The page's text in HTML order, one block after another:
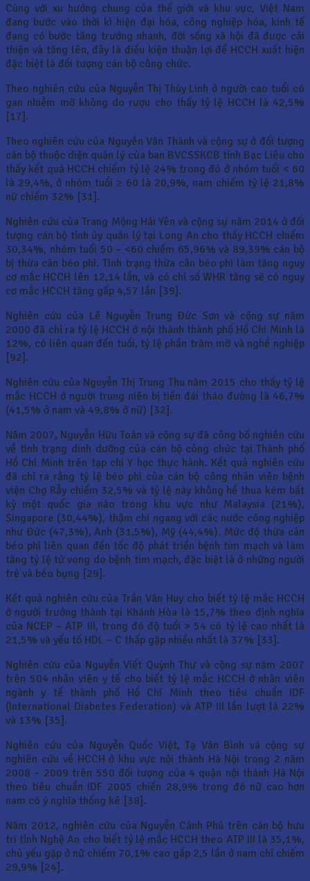
Cùng với xu hướng chung của thế giới và khu vực, Việt Nam
đang bước vào thời kì hiện đại hóa, công nghiệp hóa, kinh tế
đang có bước tăng trưởng nhanh, đời sống xã hội đã được cải
thiện và tăng lên, đây là điều kiện thuận lợi để HCCH xuất hiện
đặc biệt là đối tượng cán bộ công chức.
Theo nghiên cứu của Nguyễn Thị Thùy Linh ở người cao tuổi có
gan nhiễm mỡ không do rượu cho thấy tỷ lệ HCCH là 42,5%
[17].
Theo nghiên cứu của Nguyên Văn Thành và cộng sự ở đối tượng
cán bộ thuộc diện quản lý của ban BVCSSKCB tỉnh Bạc Liêu cho
thấy kết quả HCCH chiếm tỷ lệ 24% trong đó ở nhóm tuổi < 60
là 29,4%, ở nhóm tuổi ≥ 60 là 20,9%, nam chiếm tỷ lệ 21,8%
nữ chiếm 32% [31].
Nghiên cứu của Trang Mộng Hải Yên và cộng sự năm 2014 ở đối
tượng cán bộ tỉnh ủy quản lý tại Long An cho thấy HCCH chiếm
30,34%, nhóm tuổi 50 – <60 chiếm 65,96% và 89,39% cán bộ
bị thừa cân béo phì. Tình trạng thừa cân béo phì làm tăng nguy
cơ mắc HCCH lên 12,14 lần, và có chỉ số WHR tăng sẽ có nguy
cơ mắc HCCH tăng gấp 4,57 lần [39].
Nghiên cứu của Lê Nguyễn Trung Đức Sơn và cộng sự năm
2000 đã chỉ ra tỷ lệ HCCH ở nội thành thành phố Hồ Chí Minh là
12%, có liên quan đến tuổi, tỷ lệ phần trăm mỡ và nghề nghiệp
[92].
Nghiên cứu của Nguyễn Thị Trung Thu năm 2015 cho thấy tỷ lệ
mắc HCCH ở người trung niên bị tiền đái tháo đường là 46,7%
(41,5% ở nam và 49,8% ở nữ) [32].
Năm 2007, Nguyễn Hữu Toản và cộng sự đã công bố nghiên cứu
về tình trạng dinh dưỡng của cán bộ công chức tại Thành phố
Hồ Chí Minh trên tạp chí Y học thực hành. Kết quả nghiên cứu
đã chỉ ra rằng tỷ lệ béo phì của cán bộ công nhân viên bệnh
viện Chợ Rẫy chiếm 32,5% và tỷ lệ này không hề thua kém bất
kỳ một quốc gia nào trong khu vực như Malaysia (21%),
Singapore (30,44%), thậm chí ngang với các nước công nghiệp
như Đức (47,3%), Anh (31,5%), Mỹ (44,4%). Mức độ thừa cân
béo phì liên quan đến tốc độ phát triển bệnh tim mạch và làm
tăng tỷ lệ tử vong do bệnh tim mạch, đặc biệt là ở những người
trẻ và béo bụng [29].
Kết quả nghiên cứu của Trần Văn Huy cho biết tỷ lệ mắc HCCH
ở người trưởng thành tại Khánh Hòa là 15,7% theo định nghĩa
của NCEP – ATP III, trong đó độ tuổi > 54 có tỷ lệ cao nhất là
21,5% và yếu tố HDL – C thấp gặp nhiều nhất là 37% [33].
Nghiên cứu của Nguyễn Viết Quỳnh Thư và cộng sự năm 2007
trên 504 nhân viên y tế cho biết tỷ lệ mắc HCCH ở nhân viên
ngành y tế thành phố Hồ Chí Minh theo tiêu chuẩn IDF
(International Diabetes Federation) và ATP III lần lượt là 22%
và 13% [35].
Nghiên cứu của Nguyễn Quốc Việt, Tạ Văn Bình và cộng sự
nghiên cứu về HCCH ở khu vực nội thành Hà Nội trong 2 năm
2008 – 2009 trên 550 đối tượng của 4 quận nội thành Hà Nội
theo tiêu chuẩn IDF 2005 chiến 28,9% trong đó nữ cao hơn
nam có ý nghĩa thống kê [38].
Năm 2012, nghiên cứu của Nguyễn Cảnh Phú trên cán bộ hưu
trí tỉnh Nghệ An cho biết tỷ lệ mắc HCCH theo ATP III là 35,1%,
chủ yếu gặp ở nữ chiếm 70,1% cao gấp 2,5 lần ở nam chỉ chiếm
29,9% [24].